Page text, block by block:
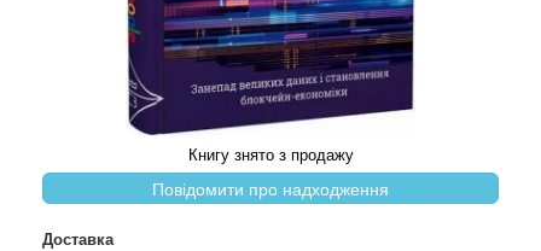
Книгу знято з продажу
Повідомити про надходження
Доставка